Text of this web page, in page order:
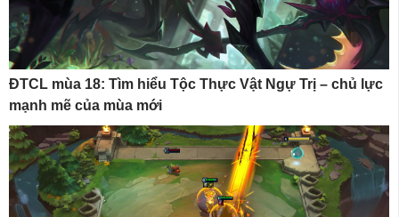
ĐTCL mùa 18: Tìm hiểu Tộc Thực Vật Ngự Trị – chủ lực
mạnh mẽ của mùa mới